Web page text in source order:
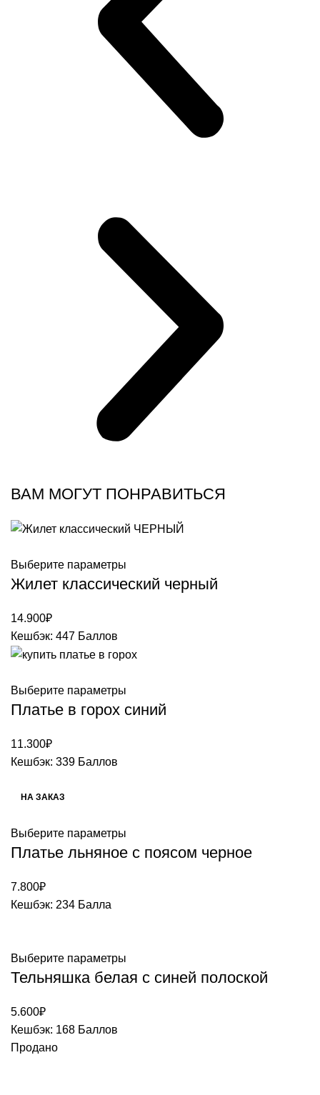
ВАМ МОГУТ ПОНРАВИТЬСЯ
Выберите параметры
Жилет классический черный
14.900₽
Кешбэк: 447 Баллов
Выберите параметры
Платье в горох синий
11.300₽
Кешбэк: 339 Баллов
НА ЗАКАЗ
Выберите параметры
Платье льняное с поясом черное
7.800₽
Кешбэк: 234 Балла
Выберите параметры
Тельняшка белая с синей полоской
5.600₽
Кешбэк: 168 Баллов
Продано